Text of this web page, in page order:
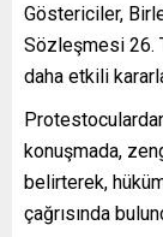
Göstericiler,
Sözleşmesi 26.
daha etkili
konuşmada,
belirterek,
çağrısında